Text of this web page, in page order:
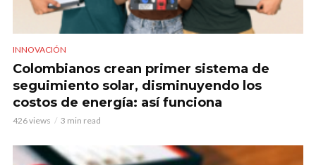
INNOVACIÓN
Colombianos crean primer sistema de
seguimiento solar, disminuyendo los
costos de energía: así funciona
426 views 3 min read